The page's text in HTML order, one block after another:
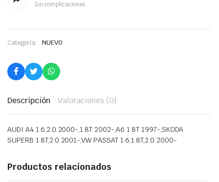
Sin complicaciones
Categoría: NUEVO
Descripción Valoraciones (0)
AUDI A4 1.6,2.0 2000-,1.8T 2002-,A6 1.8T 1997-,SKODA
SUPERB 1.8T,2.0 2001-,VW PASSAT 1.6,1.8T,2.0 2000-
Productos relacionados